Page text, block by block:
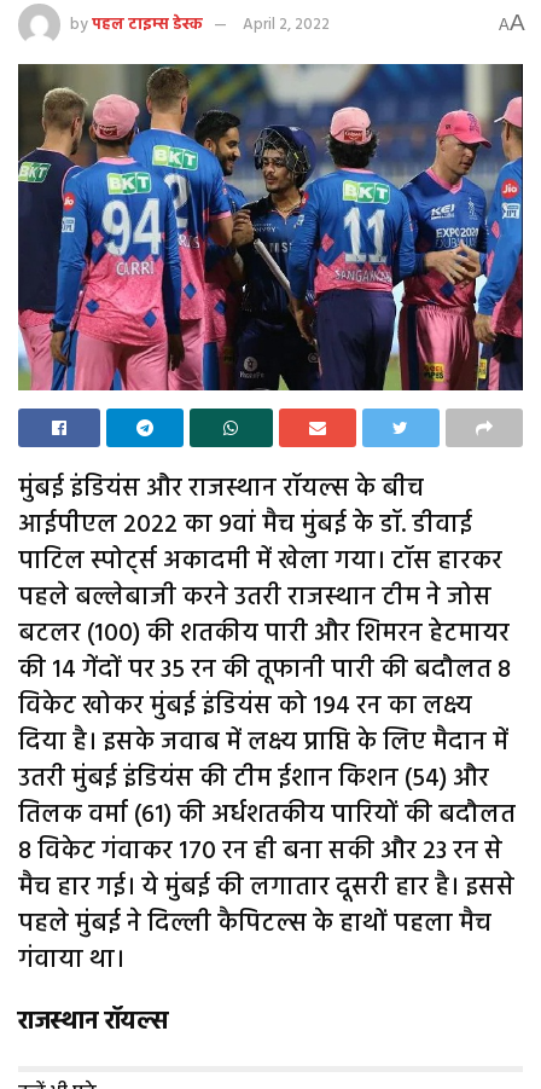
byपहल टाइम्स डेस्क April 2, 2022 AA
मुंबई इंडियंस और राजस्थान रॉयल्स के बीच
आईपीएल 2022 का 9वां मैच मुंबई के डॉ. डीवाई
पाटिल स्पोर्ट्स अकादमी में खेला गया। टॉस हारकर
पहले बल्लेबाजी करने उतरी राजस्थान टीम ने जोस
बटलर (100) की शतकीय पारी और शिमरन हेटमायर
की 14 गेंदों पर 35 रन की तूफानी पारी की बदौलत 8
विकेट खोकर मुंबई इंडियंस को 194 रन का लक्ष्य
दिया है। इसके जवाब में लक्ष्य प्राप्ति के लिए मैदान में
उतरी मुंबई इंडियंस की टीम ईशान किशन (54) और
तिलक वर्मा (61) की अर्धशतकीय पारियों की बदौलत
8 विकेट गंवाकर 170 रन ही बना सकी और 23 रन से
मैच हार गई। ये मुंबई की लगातार दूसरी हार है। इससे
पहले मुंबई ने दिल्ली कैपिटल्स के हाथों पहला मैच
गंवाया था।
राजस्थान रॉयल्स